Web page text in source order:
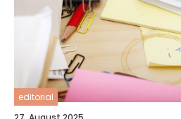
editorial